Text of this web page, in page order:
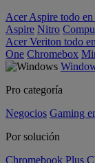
Acer Aspire todo
Aspire Nitro
Acer Veriton todo
One Chromebox
Pro categoría
Negocios Gaming
Por solución
Chromebook Plus